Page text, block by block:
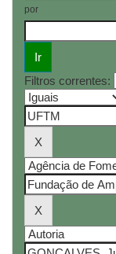
por
Filtros correntes: